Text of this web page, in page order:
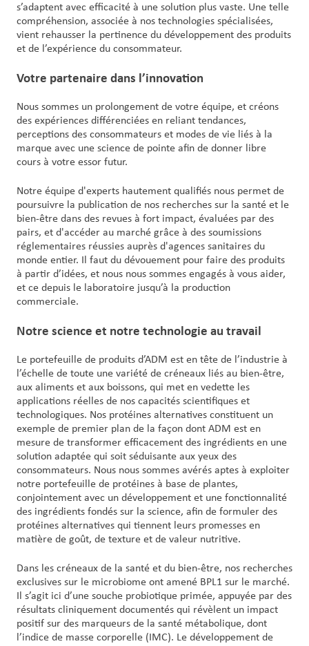
s’adaptent avec efficacité à une solution plus vaste. Une telle
compréhension, associée à nos technologies spécialisées,
vient rehausser la pertinence du développement des produits
et de l’expérience du consommateur.
Votre partenaire dans l’innovation
Nous sommes un prolongement de votre équipe, et créons
des expériences différenciées en reliant tendances,
perceptions des consommateurs et modes de vie liés à la
marque avec une science de pointe afin de donner libre
cours à votre essor futur.
Notre équipe d'experts hautement qualifiés nous permet de
poursuivre la publication de nos recherches sur la santé et le
bien-être dans des revues à fort impact, évaluées par des
pairs, et d'accéder au marché grâce à des soumissions
réglementaires réussies auprès d'agences sanitaires du
monde entier. Il faut du dévouement pour faire des produits
à partir d’idées, et nous nous sommes engagés à vous aider,
et ce depuis le laboratoire jusqu’à la production
commerciale.
Notre science et notre technologie au travail
Le portefeuille de produits d’ADM est en tête de l’industrie à
l’échelle de toute une variété de créneaux liés au bien-être,
aux aliments et aux boissons, qui met en vedette les
applications réelles de nos capacités scientifiques et
technologiques. Nos protéines alternatives constituent un
exemple de premier plan de la façon dont ADM est en
mesure de transformer efficacement des ingrédients en une
solution adaptée qui soit séduisante aux yeux des
consommateurs. Nous nous sommes avérés aptes à exploiter
notre portefeuille de protéines à base de plantes,
conjointement avec un développement et une fonctionnalité
des ingrédients fondés sur la science, afin de formuler des
protéines alternatives qui tiennent leurs promesses en
matière de goût, de texture et de valeur nutritive.
Dans les créneaux de la santé et du bien-être, nos recherches
exclusives sur le microbiome ont amené BPL1 sur le marché.
Il s’agit ici d’une souche probiotique primée, appuyée par des
résultats cliniquement documentés qui révèlent un impact
positif sur des marqueurs de la santé métabolique, dont
l’indice de masse corporelle (IMC). Le développement de